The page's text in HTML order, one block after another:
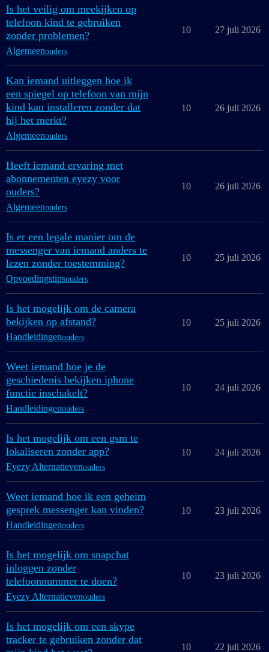
Is het veilig om meekijken op
telefoon kind te gebruiken
zonder problemen?
Algemeenouders
10 27 juli 2026
Kan iemand uitleggen hoe ik
een spiegel op telefoon van mijn
kind kan installeren zonder dat
hij het merkt?
Algemeenouders
10 26 juli 2026
Heeft iemand ervaring met
abonnementen eyezy voor
ouders?
Algemeenouders
10 26 juli 2026
Is er een legale manier om de
messenger van iemand anders te
lezen zonder toestemming?
Opvoedingstipsouders
10 25 juli 2026
Is het mogelijk om de camera
bekijken op afstand?
Handleidingenouders
10 25 juli 2026
Weet iemand hoe je de
geschiedenis bekijken iphone
functie inschakelt?
Handleidingenouders
10 24 juli 2026
Is het mogelijk om een gsm te
lokaliseren zonder app?
Eyezy Alternatievenouders
10 24 juli 2026
Weet iemand hoe ik een geheim
gesprek messenger kan vinden?
Handleidingenouders
10 23 juli 2026
Is het mogelijk om snapchat
inloggen zonder
telefoonnummer te doen?
Eyezy Alternatievenouders
10 23 juli 2026
Is het mogelijk om een skype
tracker te gebruiken zonder dat
10 22 juli 2026